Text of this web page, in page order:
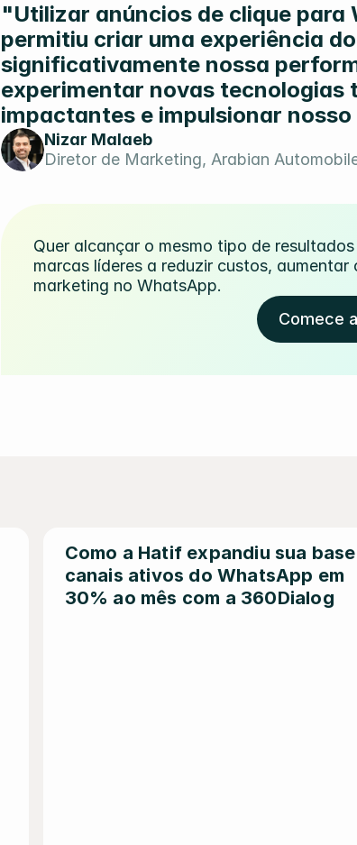
"Utilizar anúncios de clique para
permitiu criar uma experiência
significativamente nossa
experimentar novas tecnologias
impactantes e impulsionar
Nizar Malaeb
Diretor de Marketing, Arabian
Quer alcançar o mesmo tipo de
marcas líderes a reduzir custos,
marketing no WhatsApp.
Comece
Como a Hatif expandiu sua
canais ativos do WhatsApp em
30% ao mês com a 360Dialog